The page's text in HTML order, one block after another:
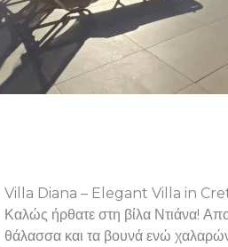
Villa Diana – Elegant Villa in
Καλώς ήρθατε στη βίλα Ντιάνα!
θάλασσα και τα βουνά ενώ